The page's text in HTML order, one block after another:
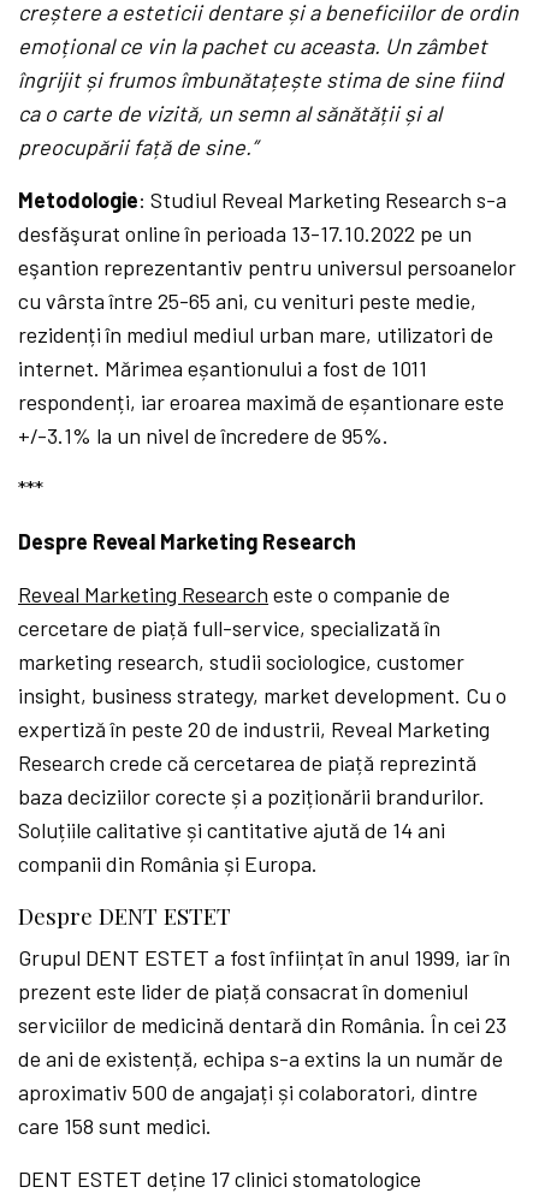
creștere a esteticii dentare și a beneficiilor de ordin
emoțional ce vin la pachet cu aceasta. Un zâmbet
îngrijit și frumos îmbunătațește stima de sine fiind
ca o carte de vizită, un semn al sănătății și al
preocupării față de sine.”
Metodologie: Studiul Reveal Marketing Research s-a
desfăşurat online în perioada 13-17.10.2022 pe un
eşantion reprezentantiv pentru universul persoanelor
cu vârsta între 25-65 ani, cu venituri peste medie,
rezidenți în mediul mediul urban mare, utilizatori de
internet. Mărimea eșantionului a fost de 1011
respondenți, iar eroarea maximă de eșantionare este
+/-3.1% la un nivel de încredere de 95%.
***
Despre Reveal Marketing Research
Reveal Marketing Research este o companie de
cercetare de piață full-service, specializată în
marketing research, studii sociologice, customer
insight, business strategy, market development. Cu o
expertiză în peste 20 de industrii, Reveal Marketing
Research crede că cercetarea de piață reprezintă
baza deciziilor corecte și a poziționării brandurilor.
Soluțiile calitative și cantitative ajută de 14 ani
companii din România și Europa.
Despre DENT ESTET
Grupul DENT ESTET a fost înființat în anul 1999, iar în
prezent este lider de piață consacrat în domeniul
serviciilor de medicină dentară din România. În cei 23
de ani de existență, echipa s-a extins la un număr de
aproximativ 500 de angajați și colaboratori, dintre
care 158 sunt medici.
DENT ESTET deține 17 clinici stomatologice